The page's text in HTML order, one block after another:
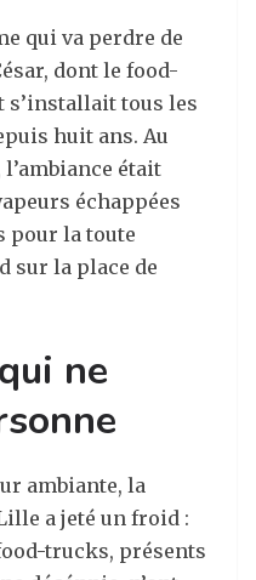
qui va perdre de
dont le food-
s’installait tous les
huit ans. Au
était
échappées
pour la toute
sur la place de
ne
ambiante, la
a jeté un froid :
trucks, présents